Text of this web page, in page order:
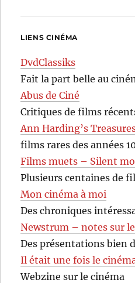
LIENS CINÉMA
DvdClassiks
Fait la part belle au
Abus de Ciné
Critiques de films
Ann Harding’s
films rares des années
Films muets – Silent
Plusieurs centaines de
Mon cinéma à moi
Des chroniques
Newstrum – notes sur
Des présentations bien
Il était une fois le
Webzine sur le cinéma